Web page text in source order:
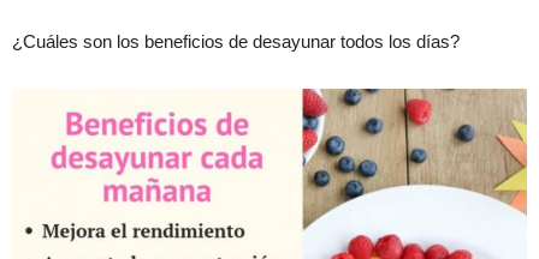
¿Cuáles son los beneficios de desayunar todos los días?